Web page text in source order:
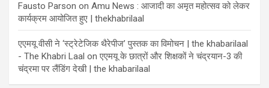
Fausto Parson on Amu News : आजादी का अमृत महोत्सव को लेकर
कार्यक्रम आयोजित हुए | thekhabrilaal
एएमयू वीसी ने ‘स्ट्रेटेजिक थैरेपीज’ पुस्तक का विमोचन | the khabarilaal
- The Khabri Laal onएएमयू के छात्रों और शिक्षकों ने चंद्रयान-3 की
चंद्रमा पर लैंडिंग देखी | the khabarilaal